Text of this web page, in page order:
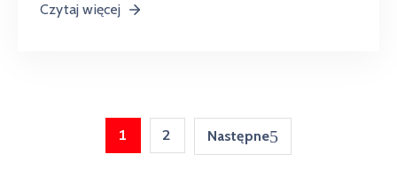
Czytaj więcej
1 2 Następne